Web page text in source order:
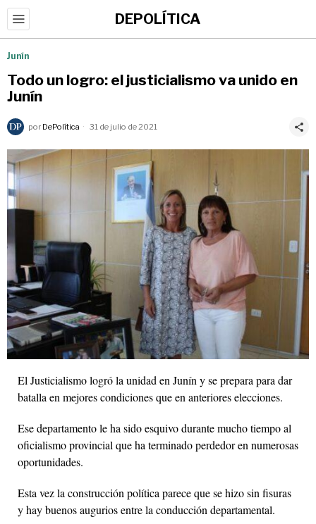
DEPOLÍTICA
Junín
Todo un logro: el justicialismo va unido en
Junín
por DePolítica 31 de julio de 2021
El Justicialismo logró la unidad en Junín y se prepara para dar
batalla en mejores condiciones que en anteriores elecciones.
Ese departamento le ha sido esquivo durante mucho tiempo al
oficialismo provincial que ha terminado perdedor en numerosas
oportunidades.
Esta vez la construcción política parece que se hizo sin fisuras
y hay buenos augurios entre la conducción departamental.